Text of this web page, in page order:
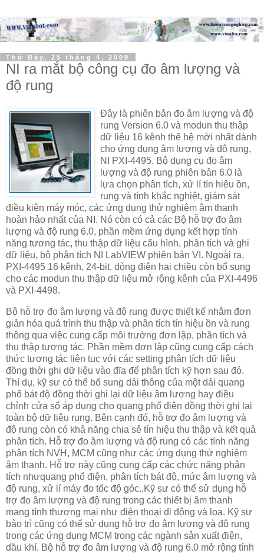
Thứ Bảy, 25 tháng 4, 2009
NI ra mắt bộ công cụ đo âm lượng và
độ rung
Đây là phiên bản đo âm lượng và độ
rung Version 6.0 và modun thu thập
dữ liệu 16 kênh thế hệ mới nhất dành
cho ứng dụng âm lượng và độ rung,
NI PXI-4495. Bộ dụng cụ đo âm
lượng và độ rung phiên bản 6.0 là
lựa chọn phân tích, xử lí tín hiệu ồn,
rung và tính khắc nghiệt, giám sát
điều kiện máy móc, các ứng dụng thử nghiệm âm thanh
hoàn hảo nhất của NI. Nó còn có cả các Bộ hỗ trợ đo âm
lượng và độ rung 6.0, phần mềm ứng dụng kết hợp tính
năng tương tác, thu thập dữ liệu cấu hình, phân tích và ghi
dữ liệu, bộ phân tích NI LabVIEW phiên bản VI. Ngoài ra,
PXI-4495 16 kênh, 24-bit, dòng điện hai chiều còn bổ sung
cho các modun thu thập dữ liệu mở rộng kênh của PXI-4496
và PXI-4498.
Bộ hỗ trợ đo âm lượng và độ rung được thiết kế nhằm đơn
giản hóa quá trình thu thập và phân tích tín hiệu ồn và rung
thông qua việc cung cấp môi trường đơn lập, phân tích và
thu thập tương tác. Phần mềm đơn lập cũng cung cấp cách
thức tương tác liên tục với các setting phân tích dữ liệu
đồng thời ghi dữ liệu vào đĩa để phân tích kỹ hơn sau đó.
Thí dụ, kỹ sư có thể bổ sung dải thông của một dải quang
phổ bát độ đồng thời ghi lại dữ liệu âm lượng hay điều
chỉnh cửa sổ áp dụng cho quang phổ điện đồng thời ghi lại
toàn bộ dữ liệu rung. Bên cạnh đó, hỗ trợ đo âm lượng và
độ rung còn có khả năng chia sẻ tín hiệu thu thập và kết quả
phân tích. Hỗ trợ đo âm lượng và độ rung có các tính năng
phân tích NVH, MCM cũng như các ứng dụng thử nghiệm
âm thanh. Hỗ trợ này cũng cung cấp các chức năng phân
tích nhưquang phổ điện, phân tích bát độ, mức âm lượng và
độ rung, xử lí máy đo tốc độ góc..Kỹ sư có thể sử dụng hỗ
trợ đo âm lượng và độ rung trong các thiết bị âm thanh
mang tính thương mại như điện thoại di động và loa. Kỹ sư
bảo trì cũng có thể sử dụng hỗ trợ đo âm lượng và độ rung
trong các ứng dụng MCM trong các ngành sản xuất điện,
dầu khí. Bộ hỗ trợ đo âm lượng và độ rung 6.0 mở rộng tính